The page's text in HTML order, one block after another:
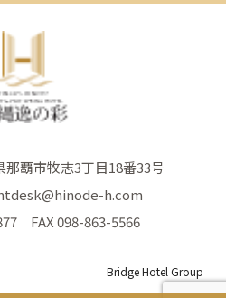
覇市牧志3丁目18番33号
h.com
FAX 098-863-5566
Bridge Hotel Group